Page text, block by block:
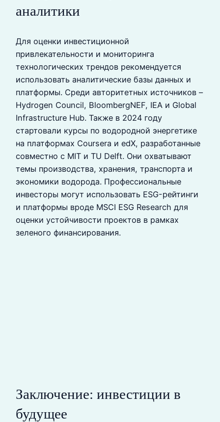
аналитики
Для оценки инвестиционной
привлекательности и мониторинга
технологических трендов рекомендуется
использовать аналитические базы данных и
платформы. Среди авторитетных источников –
Hydrogen Council, BloombergNEF, IEA и Global
Infrastructure Hub. Также в 2024 году
стартовали курсы по водородной энергетике
на платформах Coursera и edX, разработанные
совместно с MIT и TU Delft. Они охватывают
темы производства, хранения, транспорта и
экономики водорода. Профессиональные
инвесторы могут использовать ESG-рейтинги
и платформы вроде MSCI ESG Research для
оценки устойчивости проектов в рамках
зеленого финансирования.
Заключение: инвестиции в
будущее